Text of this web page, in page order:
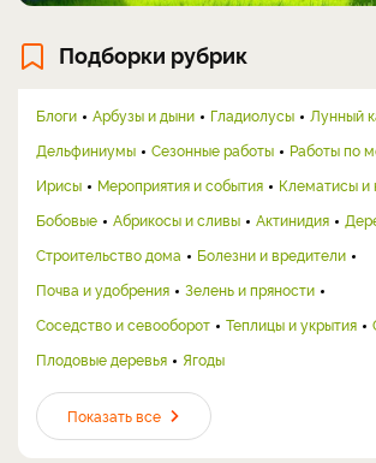
Подборки рубрик
Блоги Арбузы и дыни Гладиолусы
Лунный
Дельфиниумы
Сезонные работы
Работы по
Ирисы
Мероприятия и события
Клематисы и
Бобовые
Абрикосы и сливы Актинидия
Строительство дома
Болезни и вредители
Почва и удобрения
Зелень и пряности
Соседство и севооборот
Теплицы и укрытия
Плодовые деревья
Ягоды
Показать все